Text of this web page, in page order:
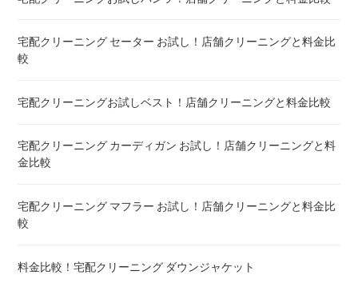
布団クリーニング ベビーふとん ! 料金 比較
布団のレンタル 安いのは ! 東京・大阪・福岡
エアウィーヴ マットレスのクリーニング ! どこがいい
宅配クリーニング セーター お試し！店舗クリーニングと料金比
較
宅配クリーニングお試しベスト！店舗クリーニングと料金比較
宅配クリーニング カーディガン お試し！店舗クリーニングと料
金比較
宅配クリーニング マフラー お試し！店舗クリーニングと料金比
較
料金比較！宅配クリーニング ダウンジャケット